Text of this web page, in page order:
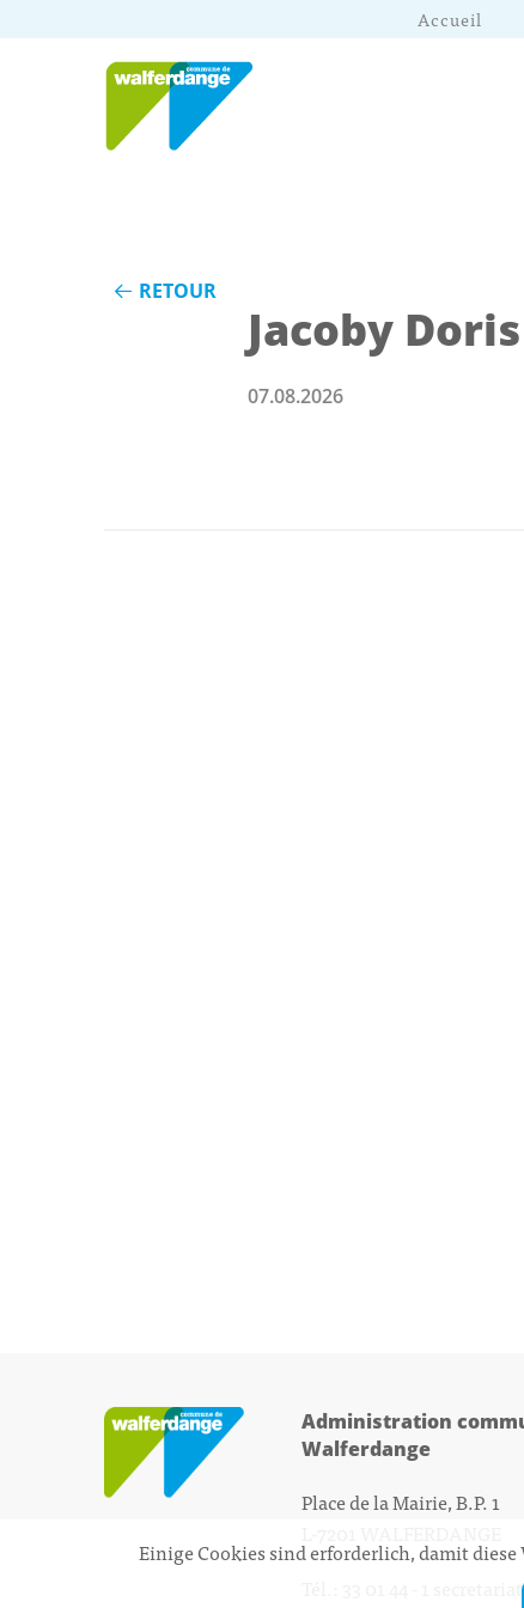
Accueil
RETOUR
Jacoby Doris
07.08.2026
Administration
Walferdange
Place de la Mairie, B.P. 1
Einige Cookies sind erforderlich, damit